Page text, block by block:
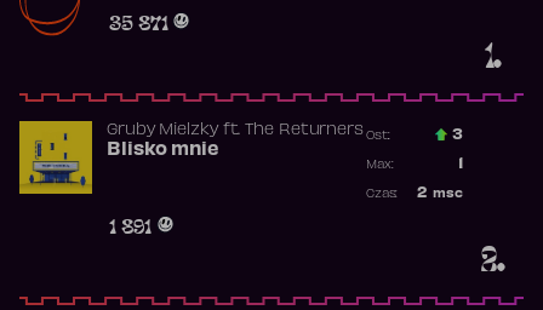
1.
35 871
2.
Gruby Mielzkyft. The Returners
Blisko mnie
1 891
Ost.: 3
Max:
2 msc
Czas: